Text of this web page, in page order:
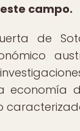
campo.
de
economía